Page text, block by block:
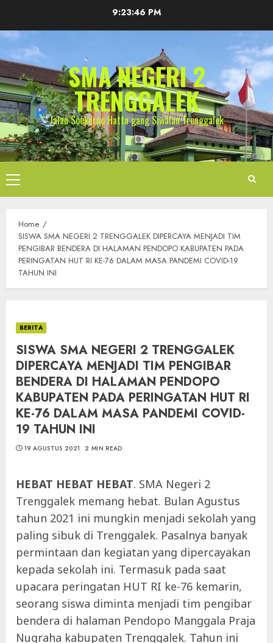
content
9:23:47 PM
SMA NEGERI 2
TRENGGALEK
Jalan Soekarno Hatta gang Siwalan Trenggalek
Primary
Menu
Home
SISWA SMA NEGERI 2 TRENGGALEK DIPERCAYA MENJADI TIM
PENGIBAR BENDERA DI HALAMAN PENDOPO KABUPATEN PADA
PERINGATAN HUT RI KE-76 DALAM MASA PANDEMI COVID-19
TAHUN INI
BERITA
SISWA SMA NEGERI 2 TRENGGALEK
DIPERCAYA MENJADI TIM PENGIBAR
BENDERA DI HALAMAN PENDOPO
KABUPATEN PADA PERINGATAN HUT RI
KE-76 DALAM MASA PANDEMI COVID-
19 TAHUN INI
19 AGUSTUS 2021 2 MIN READ
HEBAT HEBAT HEBAT. SMA Negeri 2
Trenggalek memang hebat. Bulan Agustus
tahun 2021 ini mungkin menjadi sekolah yang
paling sibuk di Trenggalek. Pasalnya banyak
permintaan dan kegiatan yang dipercayakan
kepada sekolah ini. Termasuk pada saat
upacara peringatan HUT RI ke-76 kemarin,
seorang siswa diminta menjadi tim pengibar
bendera di halaman Pendopo Manggala Praja
Nugraha kabupaten Trenggalek. Tahun ini